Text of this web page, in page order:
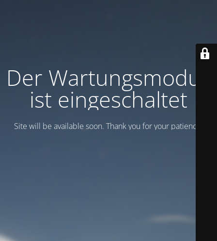
Der Wartungsmodus
ist eingeschaltet
Site will be available soon. Thank you for your patience!